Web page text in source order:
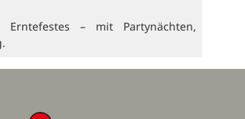
– mit Partynächten,